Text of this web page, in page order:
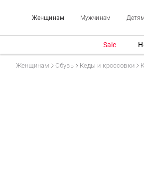
Женщинам Мужчинам Детям
Sale
Женщинам Обувь Кеды и кроссовки